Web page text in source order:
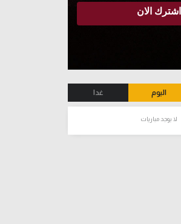
اليوم غدا
لا يوجد مباريات